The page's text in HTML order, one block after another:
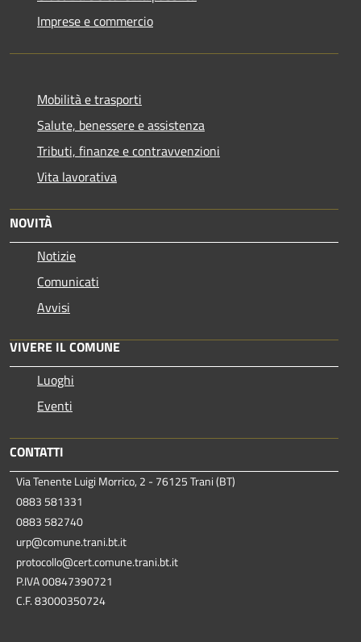
Imprese e commercio
Mobilità e trasporti
Salute, benessere e assistenza
Tributi, finanze e contravvenzioni
Vita lavorativa
NOVITÀ
Notizie
Comunicati
Avvisi
VIVERE IL COMUNE
Luoghi
Eventi
CONTATTI
Via Tenente Luigi Morrico, 2 - 76125 Trani (BT)
0883 581331
0883 582740
urp@comune.trani.bt.it
protocollo@cert.comune.trani.bt.it
P.IVA 00847390721
C.F. 83000350724